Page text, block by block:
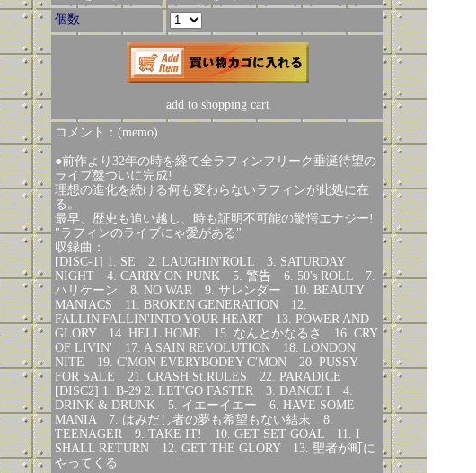
個数
add to shopping cart
コメント：(memo)
●前作より32年の時を経て全ラフィンフリーク垂涎待望の
ライブ盤ついに完成!
理想の進化を続ける何も変わらないラフィンが此処に在
る。
最早、歴史も追い越し、時も証明不可能の驚愕エナジー!
"ラフィンのライブにゃ愛がある"
収録曲：
[DISC-1] 1. SE 2. LAUGHIN'ROLL 3. SATURDAY
NIGHT 4. CARRY ON PUNK 5. 警告 6. 50's ROLL 7.
ハリケーン 8. NO WAR 9. サレンダー 10. BEAUTY
MANIACS 11. BROKEN GENERATION 12.
FALLIN'FALLIN'INTO YOUR HEART 13. POWER AND
GLORY 14. HELL HOME 15. なんとかなるさ 16. CRY
OF LIVIN' 17. A SAIN REVOLUTION 18. LONDON
NITE 19. C'MON EVERYBODEY C'MON 20. PUSSY
FOR SALE 21. CRASH St.RULES 22. PARADICE
[DISC2] 1. B-29 2. LET'GO FASTER 3. DANCE I 4.
DRINK & DRUNK 5. イエーイエー 6. HAVE SOME
MANIA 7. はみだし者の夢も希望もない結末 8.
TEENAGER 9. TAKE IT! 10. GET SET GOAL 11. I
SHALL RETURN 12. GET THE GLORY 13. 聖者が町に
やってくる